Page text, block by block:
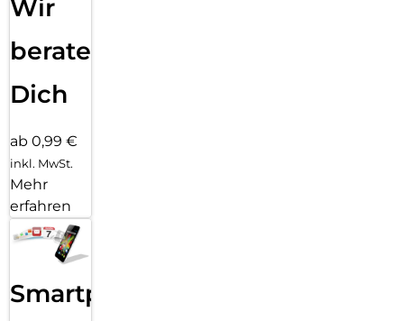
Wir
beraten
Dich
ab 0,99 €
inkl. MwSt.
Mehr
erfahren
Smartphone